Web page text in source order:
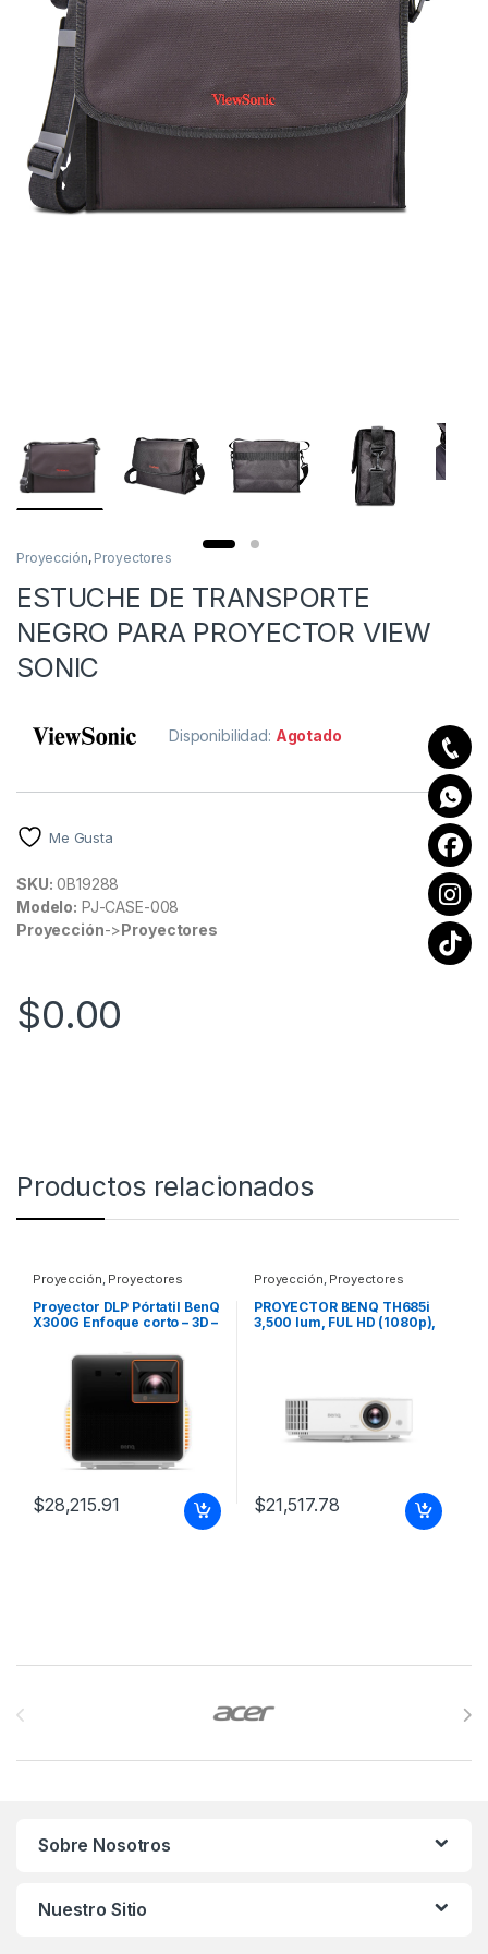
Proyección, Proyectores
ESTUCHE DE TRANSPORTE
NEGRO PARA PROYECTOR VIEW
SONIC
Disponibilidad: Agotado
Me Gusta
SKU: 0B19288
Modelo: PJ-CASE-008
Proyección->Proyectores
$0.00
Productos relacionados
Proyección, Proyectores
Proyector DLP Pórtatil BenQ
X300G Enfoque corto – 3D –
(Alto rango dinámico, HDR)
– Frontal – 2160p –
20000Hora(s) Normal
Mode – 30000Hora(s)
Economy Mode –
600,000:1 – 2000lm – HDMI
– USB – LAN inalámbrica –
Bluetooth – Juegos
PROYECTOR GAMING
X300G 2000 LUM4K UHD
3840X2160
$28,215.91
Proyección, Proyectores
PROYECTOR BENQ TH685i
3,500 lum, FUL HD (1080p),
5W x 1, Android TV dongle
PROYECTOR SMART TH685I
PARATEATRO EN CASA DE
3500 LUM FUL HD
$21,517.78
Sobre Nosotros
Nuestro Sitio